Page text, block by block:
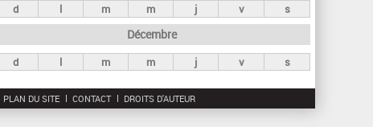
d l m m j v s
Décembre
d l m m j v s
PLAN DU SITE CONTACT DROITS D'AUTEUR